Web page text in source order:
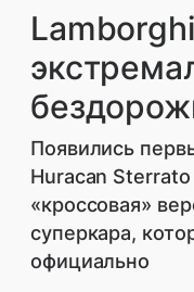
Появились
Huracan
«кроссовая»
суперкара,
официально